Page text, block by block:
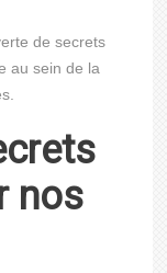
de secrets
au sein de la
nos